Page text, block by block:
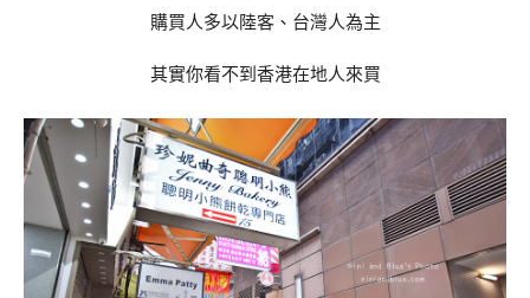
購買人多以陸客、台灣人為主
其實你看不到香港在地人來買